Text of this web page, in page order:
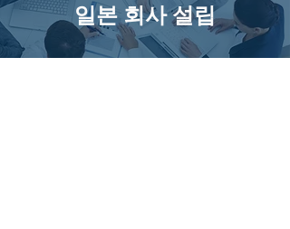
일본 회사 설립